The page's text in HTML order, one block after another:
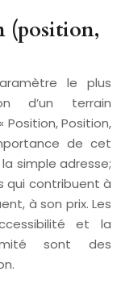
(position,
le plus
d’un terrain
Position,
de cet
simple adresse;
qui contribuent à
à son prix. Les
et la
sont des